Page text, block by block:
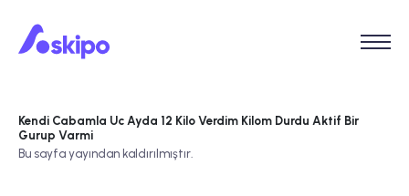
Kendi Cabamla Uc Ayda 12 Kilo Verdim Kilom Durdu Aktif Bir
Gurup Varmi
Bu sayfa yayından kaldırılmıştır.